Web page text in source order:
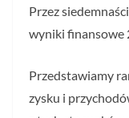
Przez
wyniki finansowe
Przedstawiamy
zysku i